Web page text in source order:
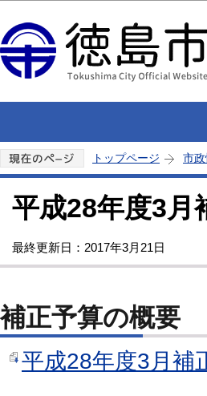
トップページ 市
平成28年度3月
最終更新日：2017年3月21日
補正予算の概要
平成28年度3月補